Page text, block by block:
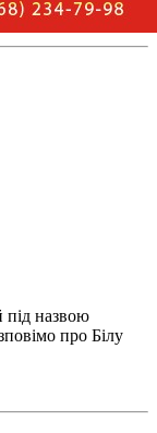
назвою
про Білу